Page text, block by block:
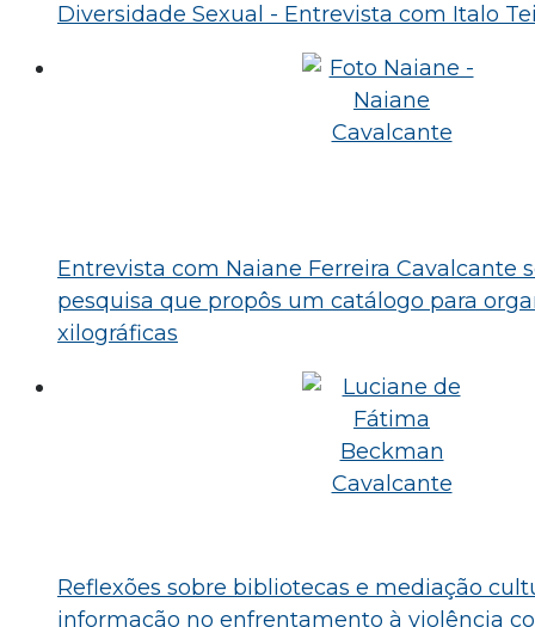
Diversidade Sexual - Entrevista com Italo
Entrevista com Naiane Ferreira Cavalcante
pesquisa que propôs um catálogo para
xilográficas
Reflexões sobre bibliotecas e mediação
informação no enfrentamento à violência